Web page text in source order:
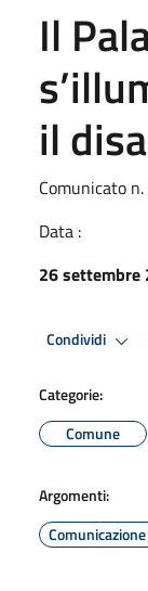
Il
il
Comunicato
Data :
26 settembre
Condividi
Categorie:
Comune
Argomenti: